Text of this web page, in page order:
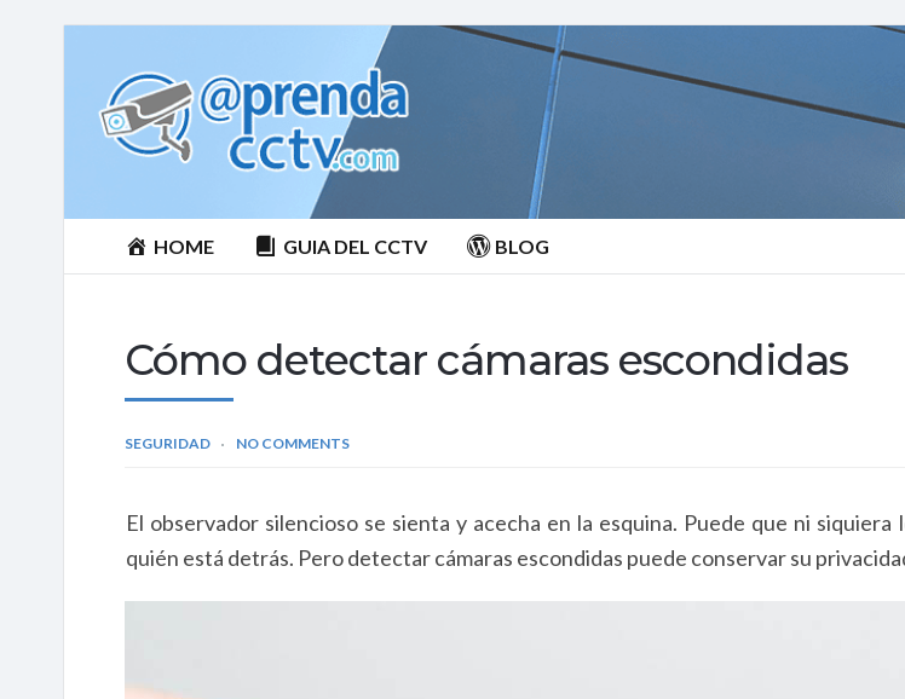
CCTV
HOME GUIA DEL CCTV BLOG
Cómo detectar cámaras escondidas
SEGURIDAD NO COMMENTS
El observador silencioso se sienta y acecha en la esquina. Puede que ni siquiera
quién está detrás. Pero detectar cámaras escondidas puede conservar su